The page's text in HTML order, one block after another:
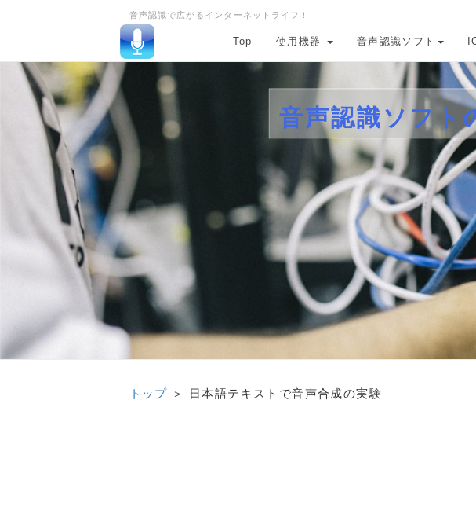
音声認識で広がるインターネットライフ！
Top 使用機器 音声認識ソフト
音声認識ソフト
トップ ＞ 日本語テキストで音声合成の実験